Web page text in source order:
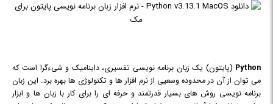
Python (پایتون) یک زبان برنامه نویسی تفسیری، داینامیک و شیءگرا است که
می توان از آن در محدوده وسعیی از نرم افزار ها و تکنولوژی ها بهره برد. این زبان
برنامه نویسی روش های بسیار قدرتمند و حرفه ای را برای کار با زبان ها و ابزار